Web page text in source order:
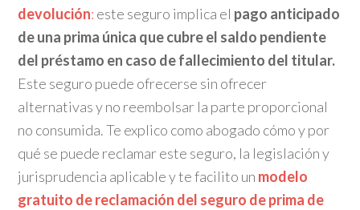
devolución: este seguro implica el pago anticipado
de una prima única que cubre el saldo pendiente
del préstamo en caso de fallecimiento del titular.
Este seguro puede ofrecerse sin ofrecer
alternativas y no reembolsar la parte proporcional
no consumida. Te explico como abogado cómo y por
qué se puede reclamar este seguro, la legislación y
jurisprudencia aplicable y te facilito un modelo
gratuito de reclamación del seguro de prima de